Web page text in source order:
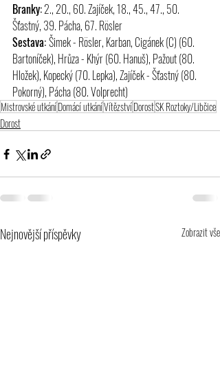
Branky: 2., 20., 60. Zajíček, 18., 45., 47., 50.
Šťastný, 39. Pácha, 67. Rösler
Sestava: Šimek - Rösler, Karban, Cigánek (C) (60.
Bartoníček), Hrůza - Khýr (60. Hanuš), Pažout (80.
Hložek), Kopecký (70. Lepka), Zajíček - Šťastný (80.
Pokorný), Pácha (80. Volprecht)
Mistrovské utkáníDomácí utkáníVítězstvíDorostSK Roztoky/Libčice
Dorost
Nejnovější příspěvky Zobrazit vše